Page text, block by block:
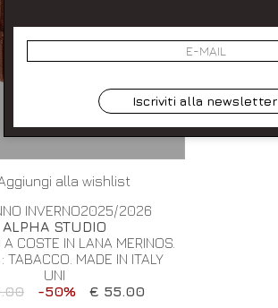
alla wishlist
INVERNO2025/2026
ALPHA STUDIO
A COSTE IN LANA MERINOS.
TABACCO. MADE IN ITALY
UNI
-50% € 55.00
Iscriviti alla newsletter